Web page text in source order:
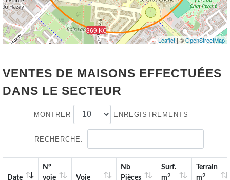
369 K€
Leaflet | ©OpenStreetMap
VENTES DE MAISONS EFFECTUÉES
DANS LE SECTEUR
MONTRER ENREGISTREMENTS
RECHERCHE:
Date
N°
voie
Voie
Nb
Pièces
Surf.
m2
Terrain
m2